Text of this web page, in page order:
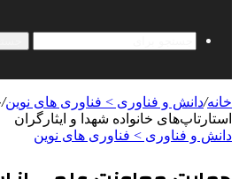
خانه/دانش و فناوری > فناوری های نوین/
استارتاپ‌های خانواده شهدا و ایثارگران
دانش و فناوری > فناوری های نوین